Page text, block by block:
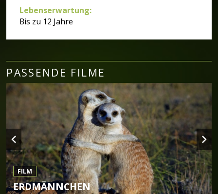
Lebenserwartung:
Bis zu 12 Jahre
PASSENDE FILME
FILM
ERDMÄNNCHEN